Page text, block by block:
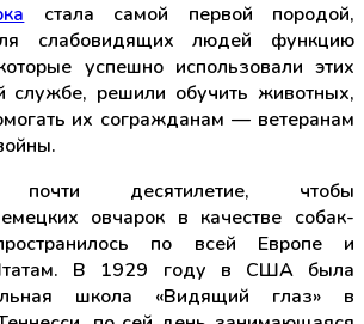
стала самой первой породой,
слабовидящих людей функцию
успешно использовали этих
службе, решили обучить животных,
их согражданам — ветеранам
почти десятилетие, чтобы
овчарок в качестве собак-
по всей Европе и
В 1929 году в США была
школа «Видящий глаз» в